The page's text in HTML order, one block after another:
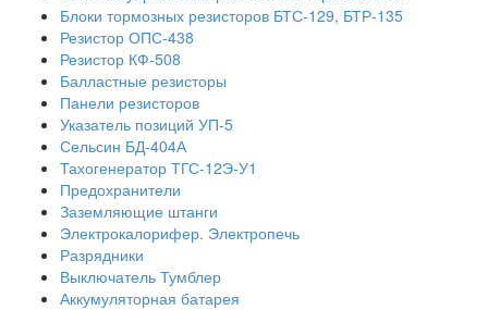
Блоки тормозных резисторов БТС-129, БТР-135
Резистор ОПС-438
Резистор КФ-508
Балластные резисторы
Панели резисторов
Указатель позиций УП-5
Сельсин БД-404А
Тахогенератор ТГС-12Э-У1
Предохранители
Заземляющие штанги
Электрокалорифер. Электропечь
Разрядники
Выключатель Тумблер
Аккумуляторная батарея